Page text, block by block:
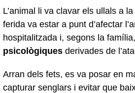
L’animal li va clavar els ullals a
ferida va estar a punt d’afectar
hospitalitzada i, segons la
psicològiques derivades de
Arran dels fets, es va posar en
capturar senglars i evitar que